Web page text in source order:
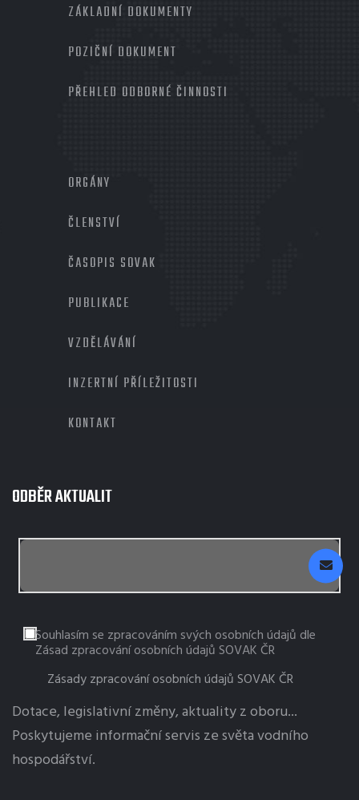
ZÁKLADNÍ DOKUMENTY
POZIČNÍ DOKUMENT
PŘEHLED ODBORNÉ ČINNOSTI
ORGÁNY
ČLENSTVÍ
ČASOPIS SOVAK
PUBLIKACE
VZDĚLÁVÁNÍ
INZERTNÍ PŘÍLEŽITOSTI
KONTAKT
ODBĚR AKTUALIT
Souhlasím se zpracováním svých osobních údajů dle
Zásad zpracování osobních údajů SOVAK ČR
Zásady zpracování osobních údajů SOVAK ČR
Dotace, legislativní změny, aktuality z oboru...
Poskytujeme informační servis ze světa vodního
hospodářství.